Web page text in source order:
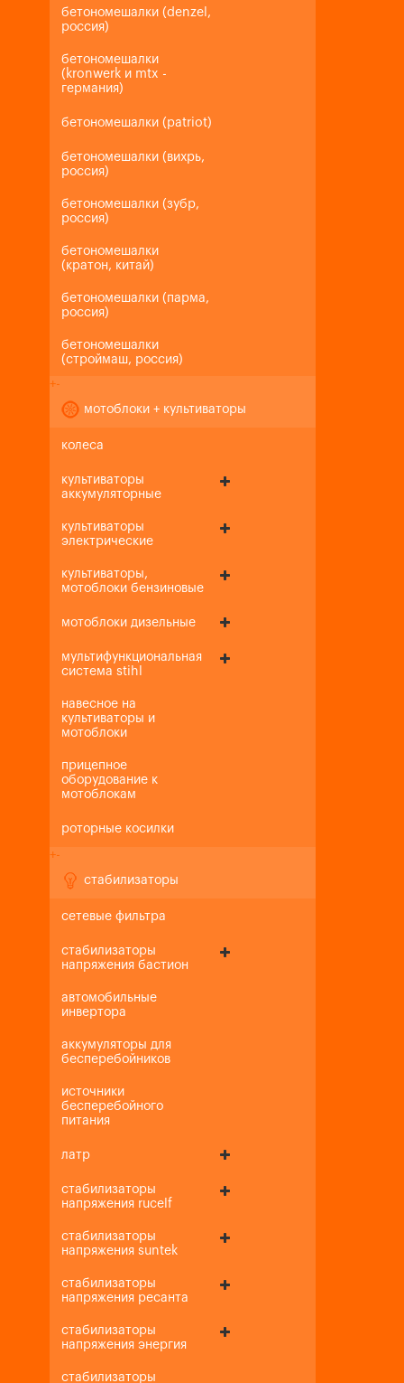
бетономешалки (denzel,
россия)
бетономешалки
(kronwerk и mtx -
германия)
бетономешалки (patriot)
бетономешалки (вихрь,
россия)
бетономешалки (зубр,
россия)
бетономешалки
(кратон, китай)
бетономешалки (парма,
россия)
бетономешалки
(строймаш, россия)
+-
мотоблоки + культиваторы
колеса
культиваторы
аккумуляторные
культиваторы
электрические
культиваторы,
мотоблоки бензиновые
мотоблоки дизельные
мультифункциональная
система stihl
навесное на
культиваторы и
мотоблоки
прицепное
оборудование к
мотоблокам
роторные косилки
+-
стабилизаторы
сетевые фильтра
стабилизаторы
напряжения бастион
автомобильные
инвертора
аккумуляторы для
бесперебойников
источники
бесперебойного
питания
латр
стабилизаторы
напряжения rucelf
стабилизаторы
напряжения suntek
стабилизаторы
напряжения ресанта
стабилизаторы
напряжения энергия
стабилизаторы